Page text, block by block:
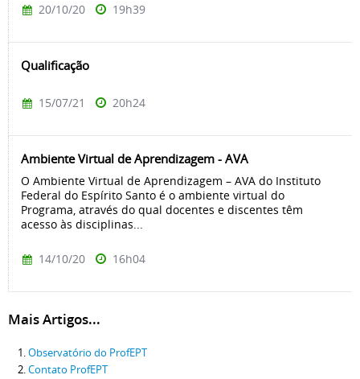
20/10/20 19h39
Qualificação
15/07/21 20h24
Ambiente Virtual de Aprendizagem - AVA
O Ambiente Virtual de Aprendizagem – AVA do Instituto
Federal do Espírito Santo é o ambiente virtual do
Programa, através do qual docentes e discentes têm
acesso às disciplinas...
14/10/20 16h04
Mais Artigos...
Observatório do ProfEPT
Contato ProfEPT